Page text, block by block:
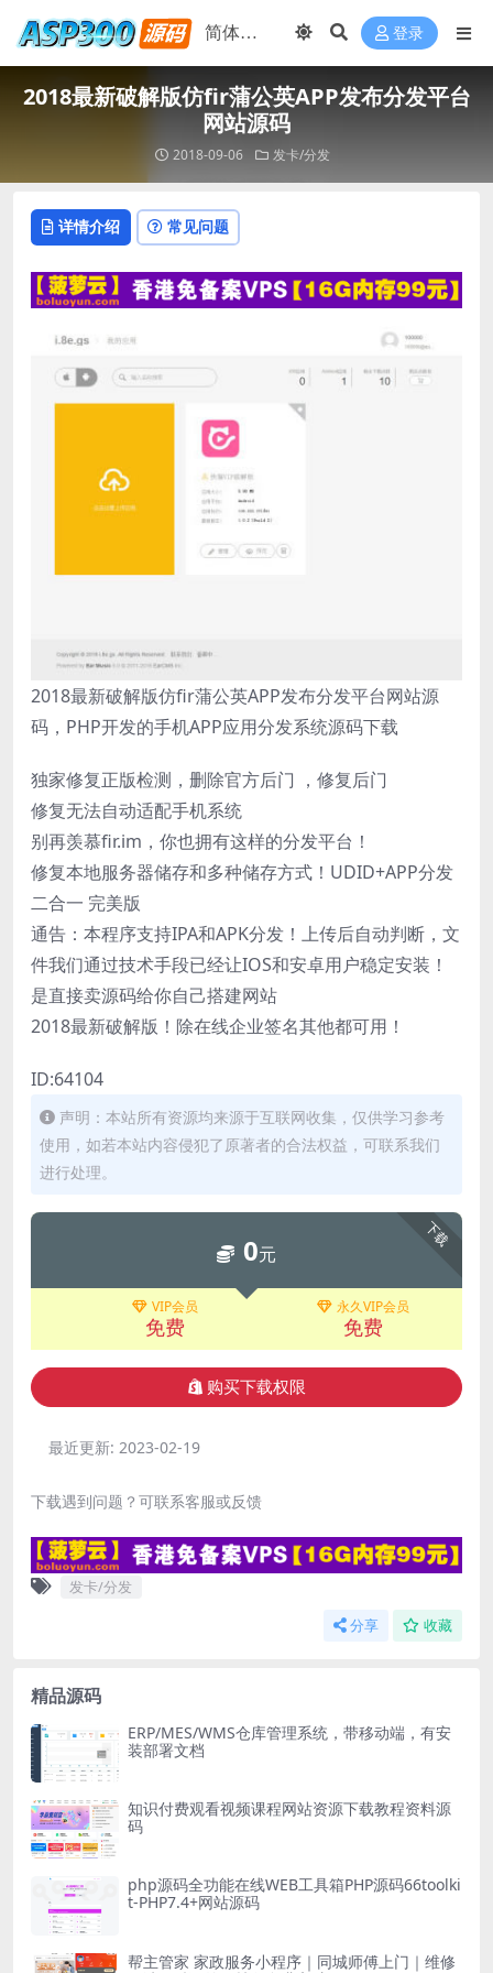
登录
2018最新破解版仿fir蒲公英APP发布分发平台
网站源码
2018-09-06 发卡/分发
详情介绍 常见问题
2018最新破解版仿fir蒲公英APP发布分发平台网站源
码，PHP开发的手机APP应用分发系统源码下载
独家修复正版检测，删除官方后门 ，修复后门
修复无法自动适配手机系统
别再羡慕fir.im，你也拥有这样的分发平台！
修复本地服务器储存和多种储存方式！UDID+APP分发
二合一 完美版
通告：本程序支持IPA和APK分发！上传后自动判断，文
件我们通过技术手段已经让IOS和安卓用户稳定安装！
是直接卖源码给你自己搭建网站
2018最新破解版！除在线企业签名其他都可用！
ID:64104
声明：本站所有资源均来源于互联网收集，仅供学习参考
使用，如若本站内容侵犯了原著者的合法权益，可联系我们
进行处理。
下载
0元
VIP会员
免费
永久VIP会员
免费
购买下载权限
最近更新: 2023-02-19
下载遇到问题？可联系客服或反馈
发卡/分发
分享 收藏
精品源码
ERP/MES/WMS仓库管理系统，带移动端，有安
装部署文档
知识付费观看视频课程网站资源下载教程资料源
码
php源码全功能在线WEB工具箱PHP源码66toolki
t-PHP7.4+网站源码
帮主管家 家政服务小程序｜同城师傅上门｜维修